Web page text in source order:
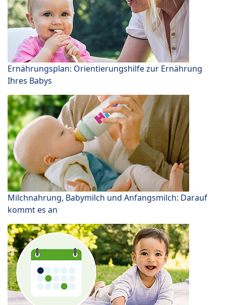
Ernährungsplan: Orientierungshilfe zur Ernährung
Ihres Babys
Milchnahrung, Babymilch und Anfangsmilch: Darauf
kommt es an